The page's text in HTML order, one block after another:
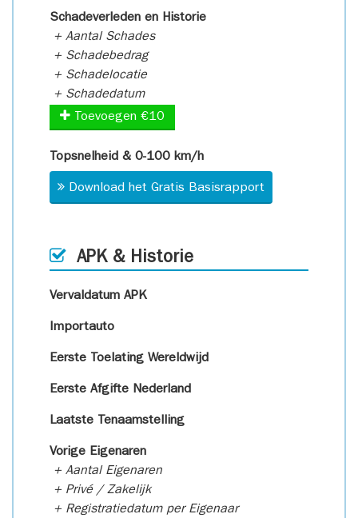
Schadeverleden en Historie
+ Aantal Schades
+ Schadebedrag
+ Schadelocatie
+ Schadedatum
Toevoegen €10
Topsnelheid & 0-100 km/h
Download het Gratis Basisrapport
APK & Historie
Vervaldatum APK
Importauto
Eerste Toelating Wereldwijd
Eerste Afgifte Nederland
Laatste Tenaamstelling
Vorige Eigenaren
+ Aantal Eigenaren
+ Privé / Zakelijk
+ Registratiedatum per Eigenaar